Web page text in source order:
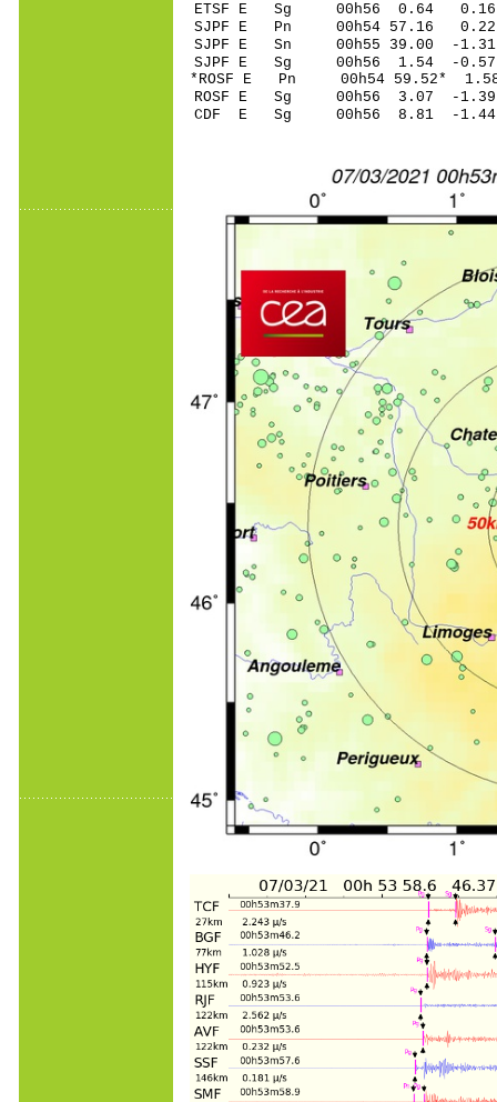
ETSF E Sg 00h56 0.64
SJPF E Pn 00h54
SJPF E Sn 00h55
SJPF E Sg 00h56 1.54 -
*ROSF E Pn 00h54
ROSF E Sg 00h56 3.07 -
CDF E Sg 00h56 8.81 -